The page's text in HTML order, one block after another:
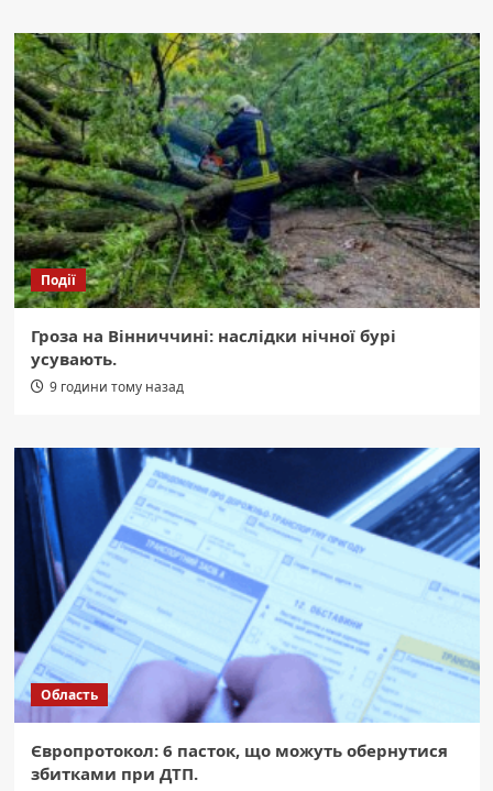
Події
Гроза на Вінниччині: наслідки нічної бурі
усувають.
9 години тому назад
Область
Європротокол: 6 пасток, що можуть обернутися
збитками при ДТП.